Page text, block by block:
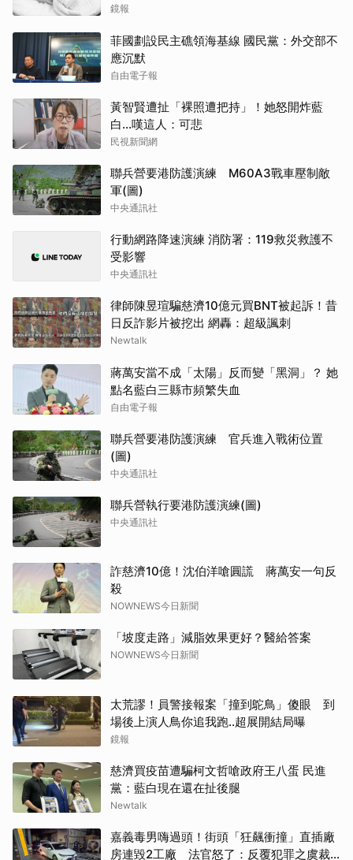
了
鏡報
菲國劃設民主礁領海基線 國民黨：外交部不
應沉默
自由電子報
黃智賢遭扯「裸照遭把持」！她怒開炸藍
白…嘆這人：可悲
民視新聞網
聯兵營要港防護演練 M60A3戰車壓制敵
軍(圖)
中央通訊社
行動網路降速演練 消防署：119救災救護不
受影響
中央通訊社
律師陳昱瑄騙慈濟10億元買BNT被起訴！昔
日反詐影片被挖出 網轟：超級諷刺
Newtalk
蔣萬安當不成「太陽」反而變「黑洞」？ 她
點名藍白三縣市頻繁失血
自由電子報
聯兵營要港防護演練 官兵進入戰術位置
(圖)
中央通訊社
聯兵營執行要港防護演練(圖)
中央通訊社
詐慈濟10億！沈伯洋嗆圓謊 蔣萬安一句反
殺
NOWNEWS今日新聞
「坡度走路」減脂效果更好？醫給答案
NOWNEWS今日新聞
太荒謬！員警接報案「撞到鴕鳥」傻眼 到
場後上演人鳥你追我跑..超展開結局曝
鏡報
慈濟買疫苗遭騙柯文哲嗆政府王八蛋 民進
黨：藍白現在還在扯後腿
Newtalk
嘉義毒男嗨過頭！街頭「狂飆衝撞」直插廠
房連毀2工廠 法官怒了：反覆犯罪之虞裁